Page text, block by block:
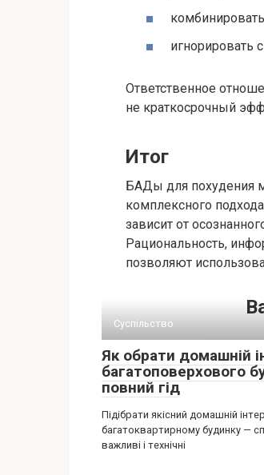
игнорировать
Ответственное
не краткосрочный
Итог
БАДы для похудения
комплексного
зависит от
Рациональность,
позволяют
Суспільство
Як обрати домашній
багатоповерхового
повний гід
Підібрати якісний домашній
багатоквартирному будинку —
важливі і технічні